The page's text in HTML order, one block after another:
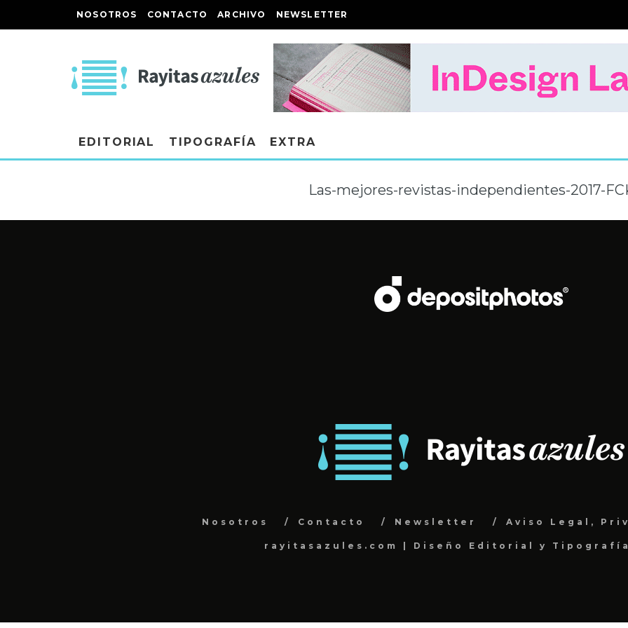
NOSOTROS CONTACTO ARCHIVO NEWSLETTER
EDITORIAL TIPOGRAFÍA EXTRA
Las-mejores-revistas-independientes-2017-
Nosotros Contacto Newsletter Aviso Legal,
rayitasazules.com | Diseño Editorial y